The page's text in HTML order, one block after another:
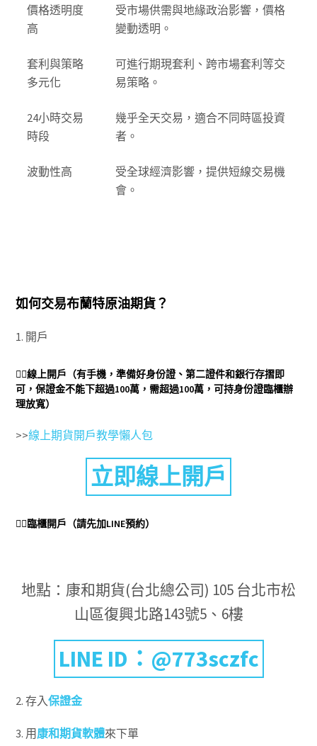
價格透明度
高
受市場供需與地緣政治影響，價格
變動透明。
套利與策略
多元化
可進行期現套利、跨市場套利等交
易策略。
24小時交易
時段
幾乎全天交易，適合不同時區投資
者。
波動性高
受全球經濟影響，提供短線交易機
會。
如何交易布蘭特原油期貨？
1. 開戶
👉🏻線上開戶 （有手機，準備好身份證、第二證件和銀行存摺即
可，保證金不能下超過100萬，需超過100萬，可持身份證臨櫃辦
理放寬）
>>線上期貨開戶教學懶人包
立即線上開戶
👉🏻臨櫃開戶（請先加LINE預約）
地點：康和期貨(台北總公司) 105 台北市松
山區復興北路143號5、6樓
LINE ID：@773sczfc
2. 存入保證金
3. 用 康和期貨軟體來下單